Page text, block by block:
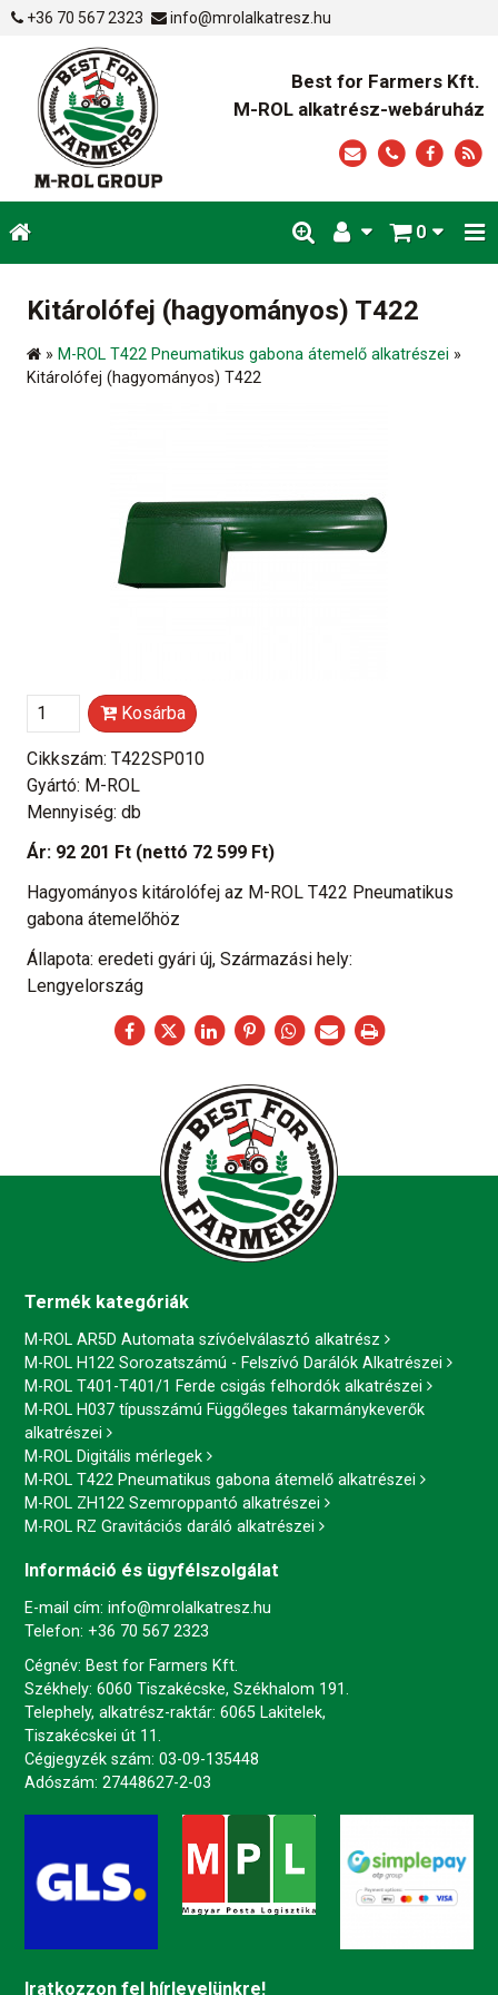
+36 70 567 2323 info@mrolalkatresz.hu
Best for Farmers Kft.
M-ROL alkatrész-webáruház
0
Kitárolófej (hagyományos) T422
» M-ROL T422 Pneumatikus gabona átemelő alkatrészei »
Kitárolófej (hagyományos) T422
Kosárba
Cikkszám: T422SP010
Gyártó: M-ROL
Mennyiség: db
Ár: 92 201 Ft (nettó 72 599 Ft)
Hagyományos kitárolófej az M-ROL T422 Pneumatikus
gabona átemelőhöz
Állapota: eredeti gyári új, Származási hely:
Lengyelország
Termék kategóriák
M-ROL AR5D Automata szívóelválasztó alkatrész
M-ROL H122 Sorozatszámú - Felszívó Darálók Alkatrészei
M-ROL T401-T401/1 Ferde csigás felhordók alkatrészei
M-ROL H037 típusszámú Függőleges takarmánykeverők
alkatrészei
M-ROL Digitális mérlegek
M-ROL T422 Pneumatikus gabona átemelő alkatrészei
M-ROL ZH122 Szemroppantó alkatrészei
M-ROL RZ Gravitációs daráló alkatrészei
Információ és ügyfélszolgálat
E-mail cím: info@mrolalkatresz.hu
Telefon: +36 70 567 2323
Cégnév: Best for Farmers Kft.
Székhely: 6060 Tiszakécske, Székhalom 191.
Telephely, alkatrész-raktár: 6065 Lakitelek,
Tiszakécskei út 11.
Cégjegyzék szám: 03-09-135448
Adószám: 27448627-2-03
Iratkozzon fel hírlevelünkre!